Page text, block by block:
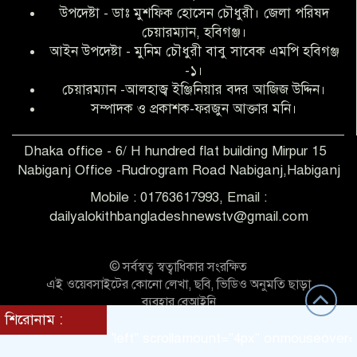
আব্দুল হক তালুকদার ফাউন্ডেশন মানবতার
শিকড় ছুঁই ছুঁই,ফরজুন আক্তার মনি
সিলেট রেঞ্জের শ্রেষ্ঠ ওসি নির্বাচিত হলেন
নবীগঞ্জ থানার ওসি মোনায়েম
‎নবীগঞ্জে এক সাজাপ্রাপ্ত পলাতক আসামি
শিশু ধর্ষণের অভিযোগে অভিযুক্ত গ্রেফতার ১
উপদেষ্টা - ডাঃ মুশফিক হোসেন চৌধুরী। জেলা পরিষদ
চেয়ারম্যান, হবিগঞ্জ।
আইন উপদেষ্টা - মুনিম চৌধুরী বাবু সাবেক এমপি হবিগঞ্জ
-১।
চেয়ারম্যান -আলহাজ্ব ইঞ্জিনিয়ার বদর আজিজ উদ্দিন।
সম্পাদক ও প্রকাশক-ফরজুন আক্তার মনি।
Dhaka office - 6/ H hundred flat building Mirpur 15
Nabiganj Office -Rudrogram Road Nabiganj,Habiganj
Mobile : 01763617993, Email :
dailyalokithbangladeshnewstv@gmail.com
শিরোনাম :
direction = "left" scrollamount="4px"
© সর্বস্বত্ব স্বত্বাধিকার সংরক্ষিত
এই ওয়েবসাইটের কোনো লেখা, ছবি, ভিডিও অনুমতি ছাড়া
ব্যবহার বেআইনি